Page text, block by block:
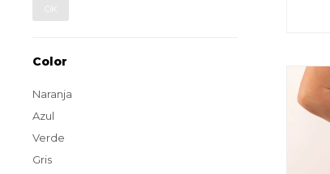
OK
Color
Naranja
Azul
Verde
Gris